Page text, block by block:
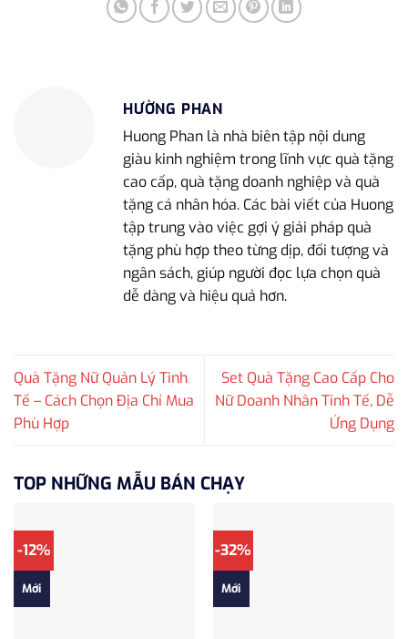
HƯỜNG PHAN
Huong Phan là nhà biên tập nội dung
giàu kinh nghiệm trong lĩnh vực quà tặng
cao cấp, quà tặng doanh nghiệp và quà
tặng cá nhân hóa. Các bài viết của Huong
tập trung vào việc gợi ý giải pháp quà
tặng phù hợp theo từng dịp, đối tượng và
ngân sách, giúp người đọc lựa chọn quà
dễ dàng và hiệu quả hơn.
Quà Tặng Nữ Quản Lý Tinh
Tế – Cách Chọn Địa Chỉ Mua
Phù Hợp
Set Quà Tặng Cao Cấp Cho
Nữ Doanh Nhân Tinh Tế, Dễ
Ứng Dụng
TOP NHỮNG MẪU BÁN CHẠY
-12%
Mới
-32%
Mới